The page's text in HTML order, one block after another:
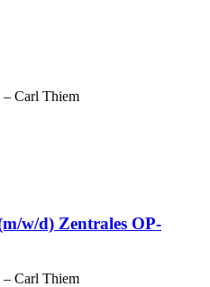
– Carl Thiem
w/d) Zentrales OP-
– Carl Thiem